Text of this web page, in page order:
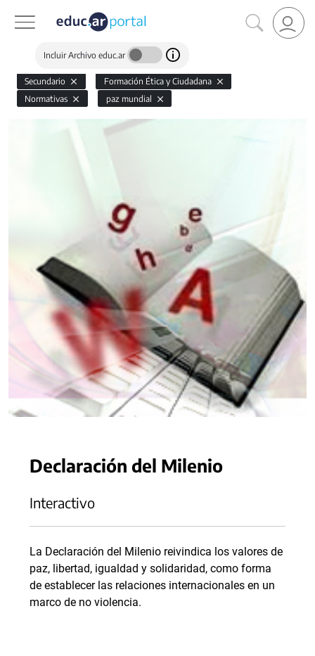
Incluir Archivo educ.ar
Secundario
Formación Ética y Ciudadana
Normativas
paz mundial
Declaración del Milenio
Interactivo
La Declaración del Milenio reivindica los valores de
paz, libertad, igualdad y solidaridad, como forma
de establecer las relaciones internacionales en un
marco de no violencia.